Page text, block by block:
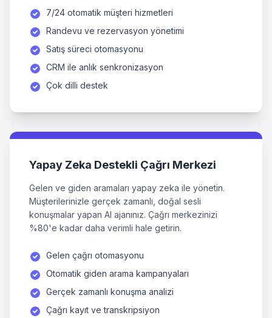
7/24 otomatik müşteri hizmetleri
Randevu ve rezervasyon yönetimi
Satış süreci otomasyonu
CRM ile anlık senkronizasyon
Çok dilli destek
Yapay Zeka Destekli Çağrı Merkezi
Gelen ve giden aramaları yapay zeka ile yönetin.
Müşterilerinizle gerçek zamanlı, doğal sesli
konuşmalar yapan AI ajanınız. Çağrı merkezinizi
%80'e kadar daha verimli hale getirin.
Gelen çağrı otomasyonu
Otomatik giden arama kampanyaları
Gerçek zamanlı konuşma analizi
Çağrı kayıt ve transkripsiyon